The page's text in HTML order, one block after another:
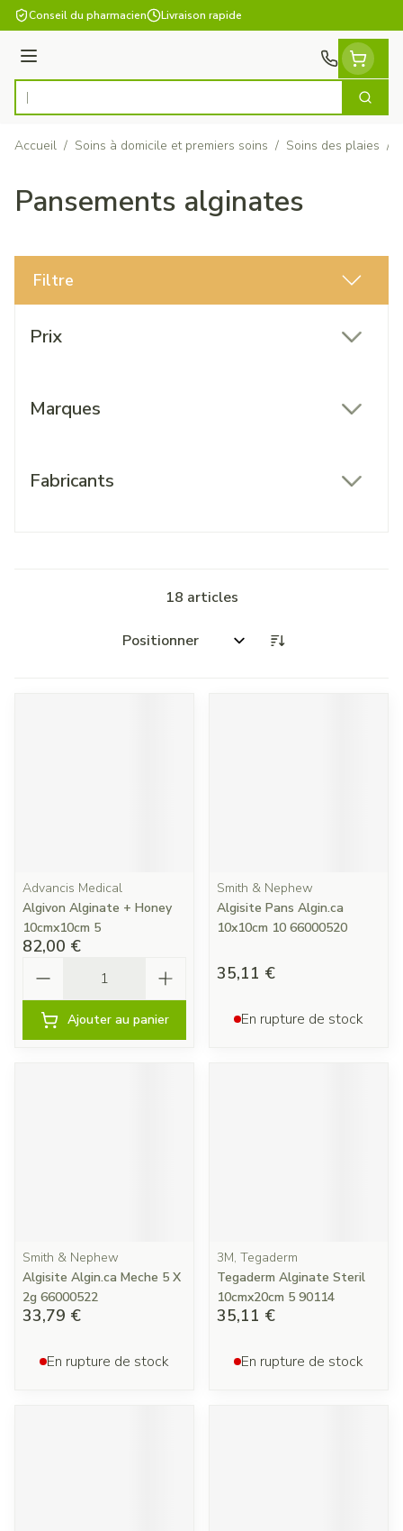
Aller au contenu
Conseil du pharmacien Livraison rapide
Menu
Rechercher
Accueil / Soins à domicile et premiers soins / Soins des plaies /
Pansements alginates
Filtre
Prix
Marques
Fabricants
18 articles
Trier par:
Advancis Medical
Algivon Alginate + Honey
10cmx10cm 5
82,00 €
Ajouter au panier
Smith & Nephew
Algisite Pans Algin.ca
10x10cm 10 66000520
35,11 €
En rupture de stock
Smith & Nephew
Algisite Algin.ca Meche 5 X
2g 66000522
33,79 €
En rupture de stock
3M, Tegaderm
Tegaderm Alginate Steril
10cmx20cm 5 90114
35,11 €
En rupture de stock